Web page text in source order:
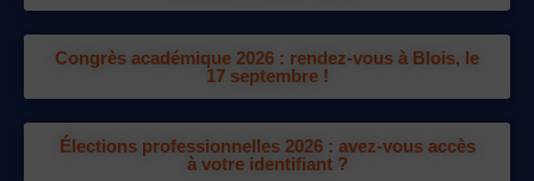
Congrès académique 2026 : rendez-vous à Blois, le
17 septembre !
Élections professionnelles 2026 : avez-vous accès
à votre identifiant ?